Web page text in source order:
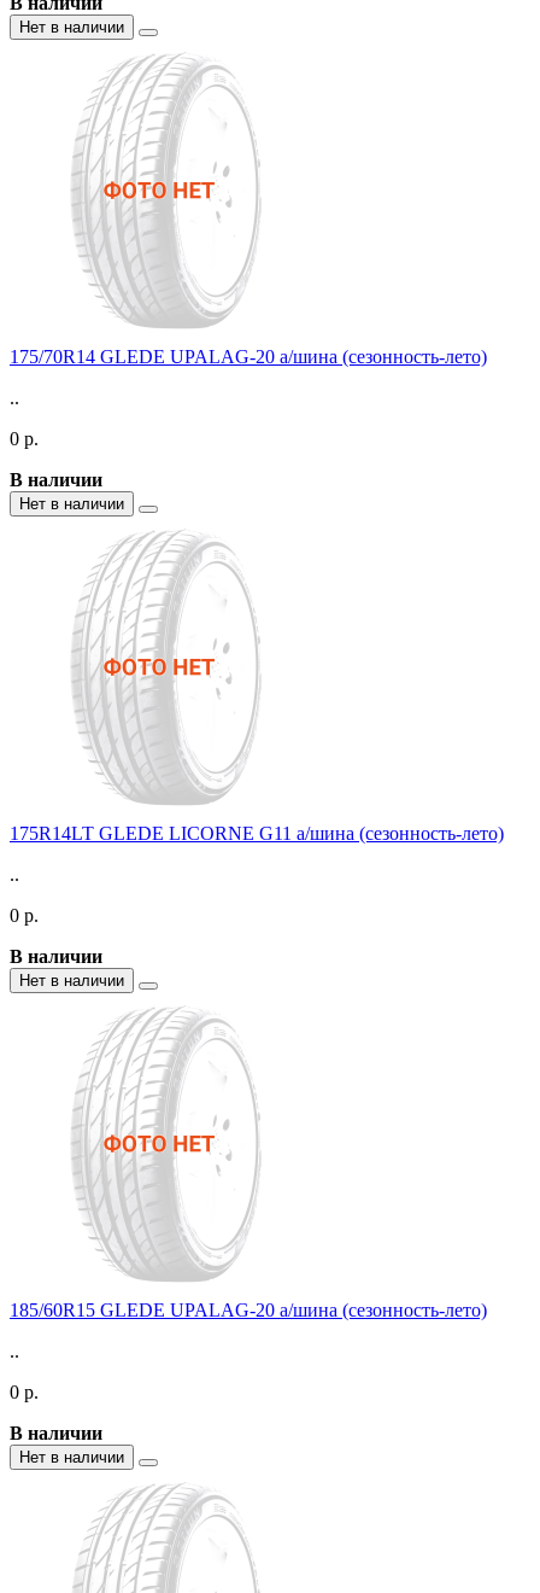
Нет в наличии
175/70R14 GLEDE UPALAG-20 а/шина (сезонность-лето)
..
0 р.
В наличии
Нет в наличии
175R14LT GLEDE LICORNE G11 а/шина (сезонность-лето)
..
0 р.
В наличии
Нет в наличии
185/60R15 GLEDE UPALAG-20 а/шина (сезонность-лето)
..
0 р.
В наличии
Нет в наличии